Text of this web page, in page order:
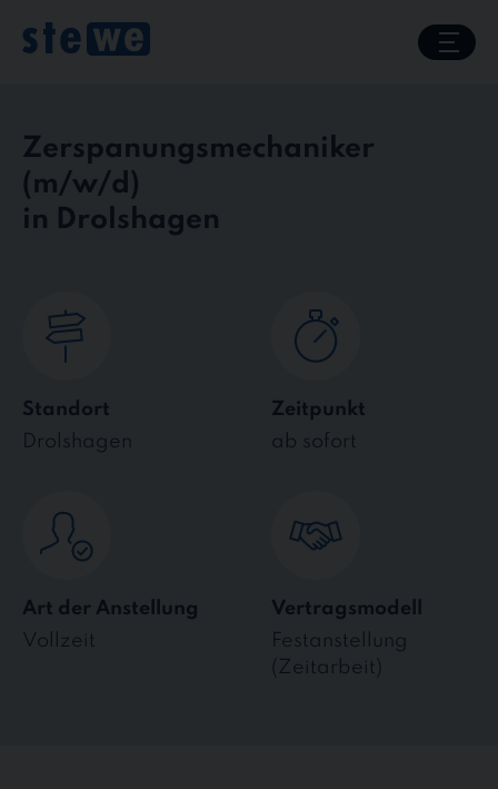
content
Zerspanungsmechaniker
in Drolshagen
Standort
Drolshagen
Zeitpunkt
ab sofort
Art der Anstellung
Vollzeit
Vertragsmodell
Festanstellung
(Zeitarbeit)